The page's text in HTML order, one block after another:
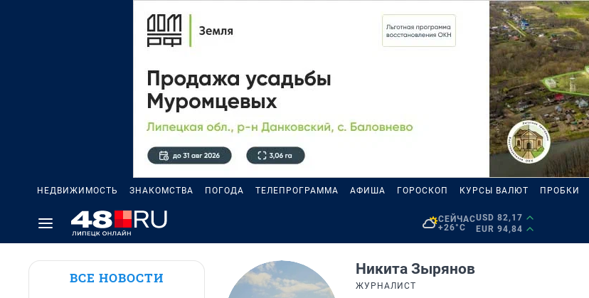
НЕДВИЖИМОСТЬ ЗНАКОМСТВА ПОГОДА ТЕЛЕПРОГРАММА АФИША ГОРОСКОП КУРСЫ ВАЛЮТ ПРОБКИ
СЕЙЧАС
+26°C
USD 82,17
EUR 94,84
ВСЕ НОВОСТИ
Никита Зырянов
ЖУРНАЛИСТ